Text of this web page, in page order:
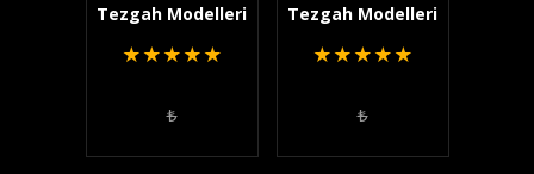
Tezgah Modelleri
★ ★ ★ ★ ★
₺
Tezgah Modelleri
★ ★ ★ ★ ★
₺